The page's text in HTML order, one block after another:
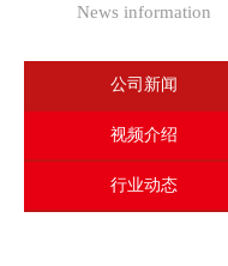
News information
公司新闻
视频介绍
行业动态